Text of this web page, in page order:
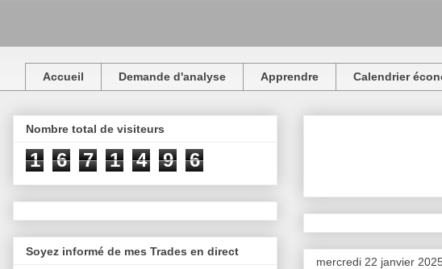
Accueil Demande d'analyse Apprendre Calendrier
mercredi 22 janvier
Nombre total de visiteurs
1 6 7 1 4 9 6
Soyez informé de mes Trades en direct